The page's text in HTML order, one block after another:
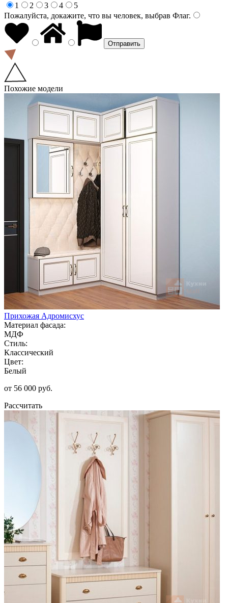
1
2 3 4
5
Пожалуйста, докажите, что вы человек, выбрав Флаг.
Похожие модели
Прихожая Адромисхус
Материал фасада:
МДФ
Стиль:
Классический
Цвет:
Белый
от 56 000 руб.
Рассчитать